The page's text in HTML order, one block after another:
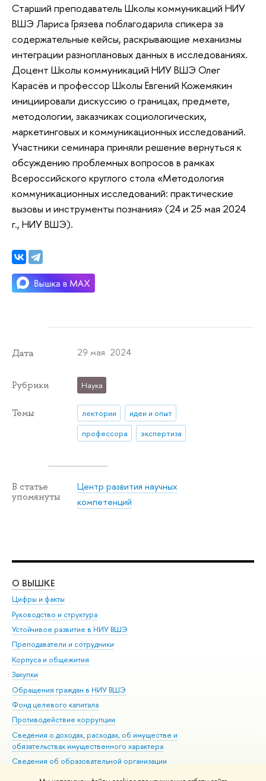
Старший преподаватель Школы коммуникаций НИУ
ВШЭ Лариса Грязева поблагодарила спикера за
содержательные кейсы, раскрывающие механизмы
интеграции разноплановых данных в исследованиях.
Доцент Школы коммуникаций НИУ ВШЭ Олег
Карасёв и профессор Школы Евгений Кожемякин
инициировали дискуссию о границах, предмете,
методологии, заказчиках социологических,
маркетинговых и коммуникационных исследований.
Участники семинара приняли решение вернуться к
обсуждению проблемных вопросов в рамках
Всероссийского круглого стола «Методология
коммуникационных исследований: практические
вызовы и инструменты познания» (24 и 25 мая 2024
г., НИУ ВШЭ).
Дата 29 мая 2024
Рубрики Наука
Темы лектории
идеи и опыт
профессора
экспертиза
В статье
упомянуты
Центр развития научных
компетенций
О ВЫШКЕ
Цифры и факты
Руководство и структура
Устойчивое развитие в НИУ ВШЭ
Преподаватели и сотрудники
Корпуса и общежития
Закупки
Обращения граждан в НИУ ВШЭ
Фонд целевого капитала
Противодействие коррупции
Сведения о доходах, расходах, об имуществе и
обязательствах имущественного характера
Сведения об образовательной организации
Людям с ограниченными возможностями здоровья